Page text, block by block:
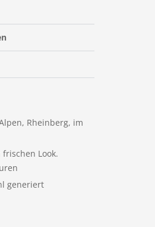
Rheinberg, im
Look.
generiert